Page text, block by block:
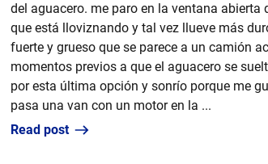
del aguacero. me paro en la ventana abierta
que está lloviznando y tal vez llueve más
fuerte y grueso que se parece a un camión
momentos previos a que el aguacero se
por esta última opción y sonrío porque me
pasa una van con un motor en la ...
Read post